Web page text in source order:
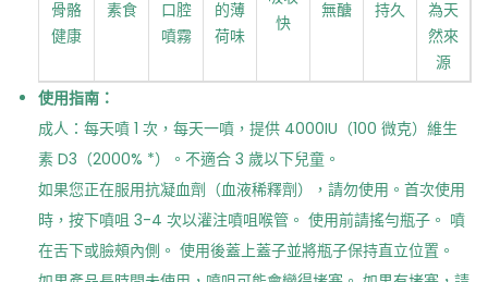
骨骼
健康
素食
口腔
噴霧
的薄
荷味
快
無醣 持久
為天
然來
源
使用指南：
成人：每天噴 1 次，每天一噴，提供 4000IU（100 微克）維生
素 D3（2000% *）。不適合 3 歲以下兒童。
如果您正在服用抗凝血劑（血液稀釋劑），請勿使用。首次使用
時，按下噴咀 3-4 次以灌注噴咀喉管。 使用前請搖勻瓶子。 噴
在舌下或臉頰內側。 使用後蓋上蓋子並將瓶子保持直立位置。